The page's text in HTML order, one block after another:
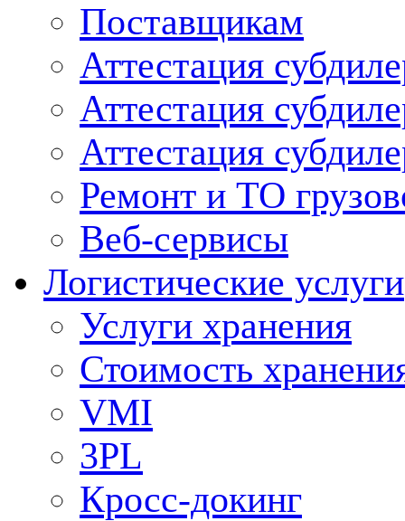
Поставщикам
Аттестация
Аттестация
Аттестация
Ремонт и ТО
Веб-сервисы
Логистические услуги
Услуги хранения
Стоимость
VMI
3PL
Кросс-докинг